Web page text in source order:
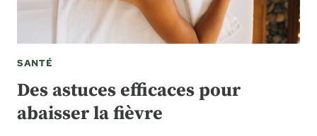
SANTÉ
Des astuces efficaces pour
abaisser la fièvre